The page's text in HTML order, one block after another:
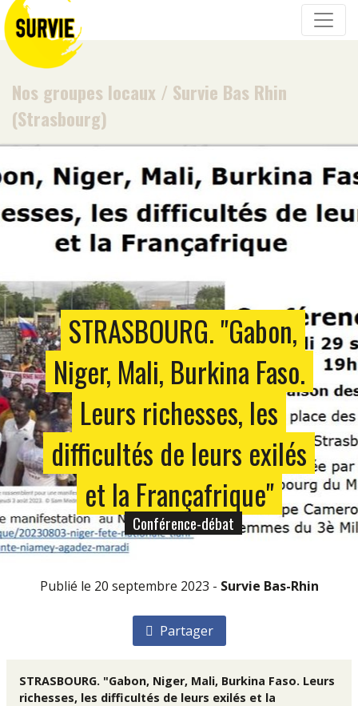
Nos groupes locaux / Survie Bas Rhin
(Strasbourg)
STRASBOURG. "Gabon,
Niger, Mali, Burkina Faso.
Leurs richesses, les
difficultés de leurs exilés
et la Françafrique"
Conférence-débat
Publié le 20 septembre 2023 - Survie Bas-Rhin
Partager
STRASBOURG. "Gabon, Niger, Mali, Burkina Faso. Leurs
richesses, les difficultés de leurs exilés et la